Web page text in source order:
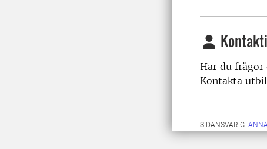
Har du frågor
Kontakta
SIDANSVARIG: